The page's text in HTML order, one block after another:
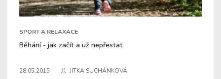
SPORT A RELAXACE
Běhání - jak začít a už nepřestat
28.05.2015 JITKA SUCHÁNKOVÁ